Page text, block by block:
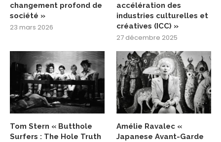
changement profond de
société »
23 mars 2026
accélération des
industries culturelles et
créatives (ICC) »
27 décembre 2025
Tom Stern « Butthole
Surfers : The Hole Truth
Amélie Ravalec «
Japanese Avant-Garde